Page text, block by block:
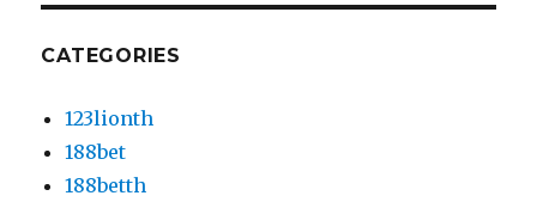
CATEGORIES
123lionth
188bet
188betth